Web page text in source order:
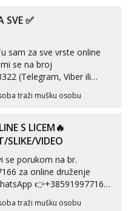
SVE ✅
sam za sve vrste online
se na broj
(Telegram, Viber ili
traži mušku osobu
S LICEM🔥
SLIKE/VIDEO
za online druženje
Radim
licem, solo i s partnerom,
traži mušku osobu